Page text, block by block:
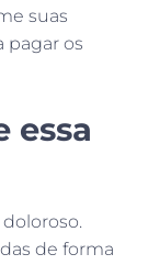
suas
pagar os
essa
de forma